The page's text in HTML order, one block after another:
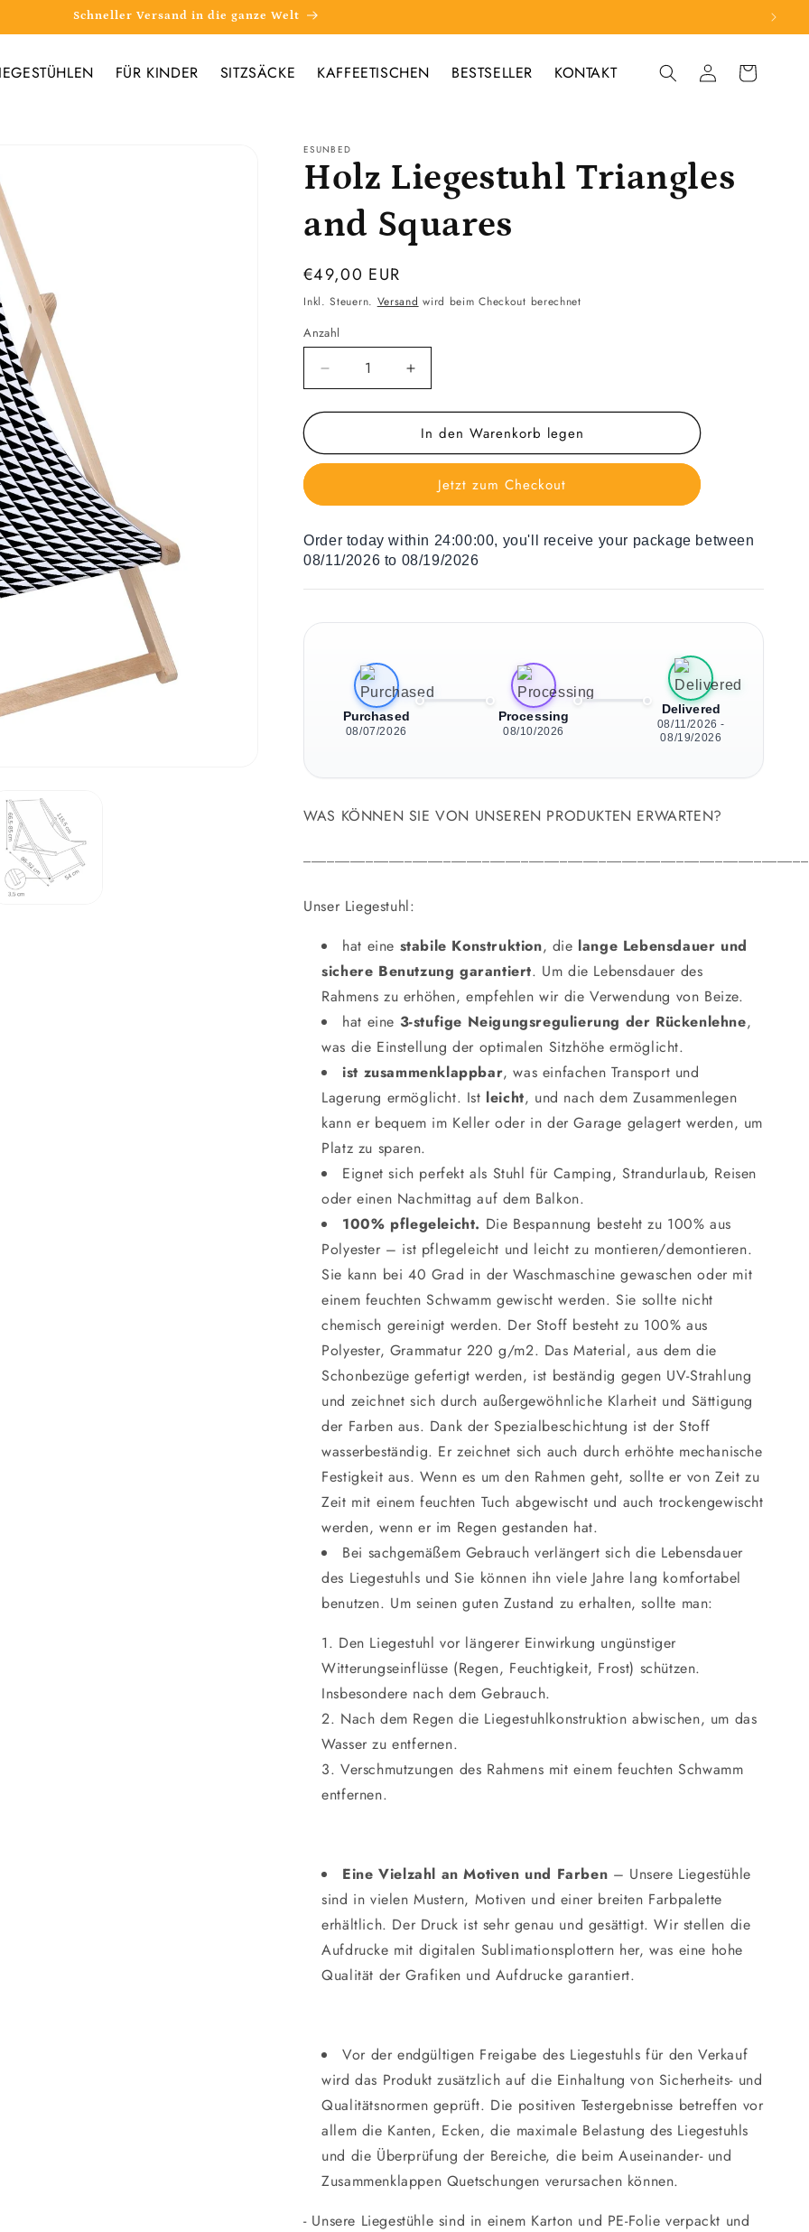
Schneller Versand in die ganze Welt
FÜR KINDER SITZSÄCKE KAFFEETISCHEN BESTSELLER KONTAKT EinloggenWarenkorb
ESUNBED
Holz Liegestuhl Triangles
and Squares
Normaler
Preis
€49,00 EUR
Inkl. Steuern. Versand wird beim Checkout berechnet
Anzahl
Verringere
die
Menge
Holz
and
Erhöhe
die
Menge
für
Holz
Triangles
and
In den Warenkorb legen
Jetzt zum Checkout
Order today within 24:00:00, you'll receive your package between
08/11/2026 to 08/19/2026
Purchased
08/07/2026
Processing
08/10/2026
Delivered
08/11/2026 -
08/19/2026
WAS KÖNNEN SIE VON UNSEREN PRODUKTEN ERWARTEN?
Unser Liegestuhl:
hat eine stabile Konstruktion, die lange Lebensdauer und
sichere Benutzung garantiert. Um die Lebensdauer des
Rahmens zu erhöhen, empfehlen wir die Verwendung von Beize.
hat eine 3-stufige Neigungsregulierung der Rückenlehne,
was die Einstellung der optimalen Sitzhöhe ermöglicht.
ist zusammenklappbar, was einfachen Transport und
Lagerung ermöglicht. Ist leicht, und nach dem Zusammenlegen
kann er bequem im Keller oder in der Garage gelagert werden, um
Platz zu sparen.
Eignet sich perfekt als Stuhl für Camping, Strandurlaub, Reisen
oder einen Nachmittag auf dem Balkon.
100% pflegeleicht. Die Bespannung besteht zu 100% aus
Polyester – ist pflegeleicht und leicht zu montieren/demontieren.
Sie kann bei 40 Grad in der Waschmaschine gewaschen oder mit
einem feuchten Schwamm gewischt werden. Sie sollte nicht
chemisch gereinigt werden. Der Stoff besteht zu 100% aus
Polyester, Grammatur 220 g/m2. Das Material, aus dem die
Schonbezüge gefertigt werden, ist beständig gegen UV-Strahlung
und zeichnet sich durch außergewöhnliche Klarheit und Sättigung
der Farben aus. Dank der Spezialbeschichtung ist der Stoff
wasserbeständig. Er zeichnet sich auch durch erhöhte mechanische
Festigkeit aus. Wenn es um den Rahmen geht, sollte er von Zeit zu
Zeit mit einem feuchten Tuch abgewischt und auch trockengewischt
werden, wenn er im Regen gestanden hat.
Bei sachgemäßem Gebrauch verlängert sich die Lebensdauer
des Liegestuhls und Sie können ihn viele Jahre lang komfortabel
benutzen. Um seinen guten Zustand zu erhalten, sollte man:
Den Liegestuhl vor längerer Einwirkung ungünstiger
Witterungseinflüsse (Regen, Feuchtigkeit, Frost) schützen.
Insbesondere nach dem Gebrauch.
Nach dem Regen die Liegestuhlkonstruktion abwischen, um das
Wasser zu entfernen.
Verschmutzungen des Rahmens mit einem feuchten Schwamm
entfernen.
Eine Vielzahl an Motiven und Farben – Unsere Liegestühle
sind in vielen Mustern, Motiven und einer breiten Farbpalette
erhältlich. Der Druck ist sehr genau und gesättigt. Wir stellen die
Aufdrucke mit digitalen Sublimationsplottern her, was eine hohe
Qualität der Grafiken und Aufdrucke garantiert.
Vor der endgültigen Freigabe des Liegestuhls für den Verkauf
wird das Produkt zusätzlich auf die Einhaltung von Sicherheits- und
Qualitätsnormen geprüft. Die positiven Testergebnisse betreffen vor
allem die Kanten, Ecken, die maximale Belastung des Liegestuhls
und die Überprüfung der Bereiche, die beim Auseinander- und
Zusammenklappen Quetschungen verursachen können.
- Unsere Liegestühle sind in einem Karton und PE-Folie verpackt und